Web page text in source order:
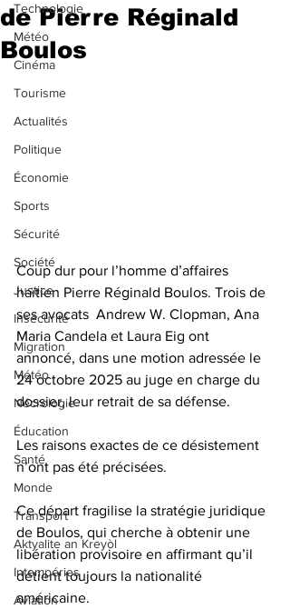
Technologie
Météo
Cinéma
Tourisme
Actualités
Politique
Économie
Sports
Sécurité
Société
Justice
Insécurité
Migration
Météo
Nécrologie
Éducation
Santé
Monde
Transport
Aktyalite an Kreyòl
Intempéries
Aviation
de Pierre Réginald
Boulos
Coup dur pour l’homme d’affaires
haïtien Pierre Réginald Boulos. Trois de
ses avocats  Andrew W. Clopman, Ana
Maria Candela et Laura Eig ont
annoncé, dans une motion adressée le
24 octobre 2025 au juge en charge du
dossier, leur retrait de sa défense.
Les raisons exactes de ce désistement
n’ont pas été précisées.
Ce départ fragilise la stratégie juridique
de Boulos, qui cherche à obtenir une
libération provisoire en affirmant qu’il
détient toujours la nationalité
américaine.